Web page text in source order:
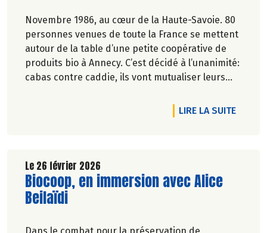
Novembre 1986, au cœur de la Haute-Savoie. 80
personnes venues de toute la France se mettent
autour de la table d’une petite coopérative de
produits bio à Annecy. C’est décidé à l’unanimité:
cabas contre caddie, ils vont mutualiser leurs
LIRE LA SUITEDE
Le 26 février 2026
Lire la suite de l'article
Biocoop, en immersion avec Alice
Beilaïdi
Dans le combat pour la préservation de